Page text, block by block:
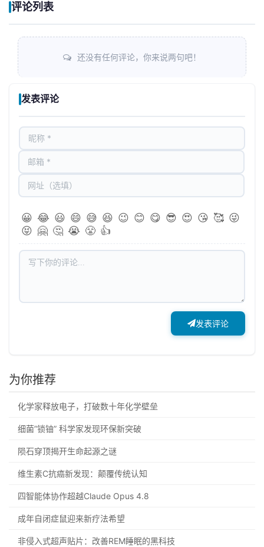
评论列表
还没有任何评论，你来说两句吧！
发表评论
😀 😂 😃 😄 😅 😆 😉 😊 😋 😎 😍 😘 🥰 😜
😝 🤗 🤔 😭 😤 👍
发表评论
为你推荐
化学家释放电子，打破数十年化学壁垒
细菌”锁铀” 科学家发现环保新突破
陨石穿顶揭开生命起源之谜
维生素C抗癌新发现：颠覆传统认知
四智能体协作超越Claude Opus 4.8
成年自闭症鼠迎来新疗法希望
非侵入式超声贴片：改善REM睡眠的黑科技